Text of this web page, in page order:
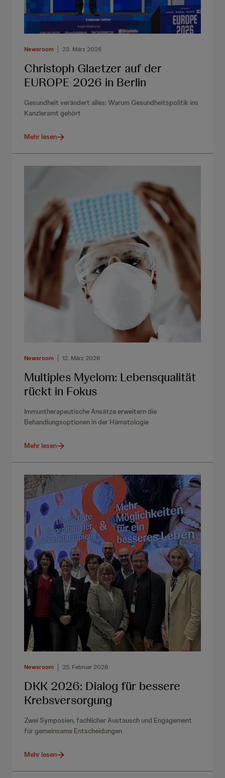
Newsroom 23. März 2026
Christoph Glaetzer auf der
EUROPE 2026 in Berlin
Gesundheit verändert alles: Warum Gesundheitspolitik ins
Kanzleramt gehört
Mehr lesen
Newsroom 12. März 2026
Multiples Myelom: Lebensqualität
rückt in Fokus
Immuntherapeutische Ansätze erweitern die
Behandlungsoptionen in der Hämatologie
Mehr lesen
Newsroom 25. Februar 2026
DKK 2026: Dialog für bessere
Krebsversorgung
Zwei Symposien, fachlicher Austausch und Engagement
für gemeinsame Entscheidungen
Mehr lesen